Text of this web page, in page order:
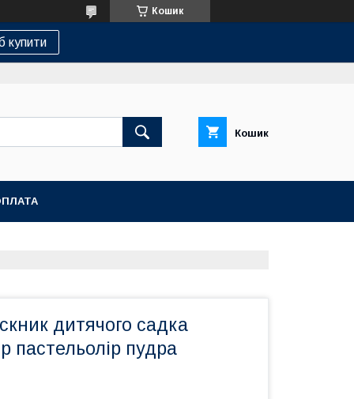
Кошик
купити
Кошик
дитячого садка
пастельолір пудра